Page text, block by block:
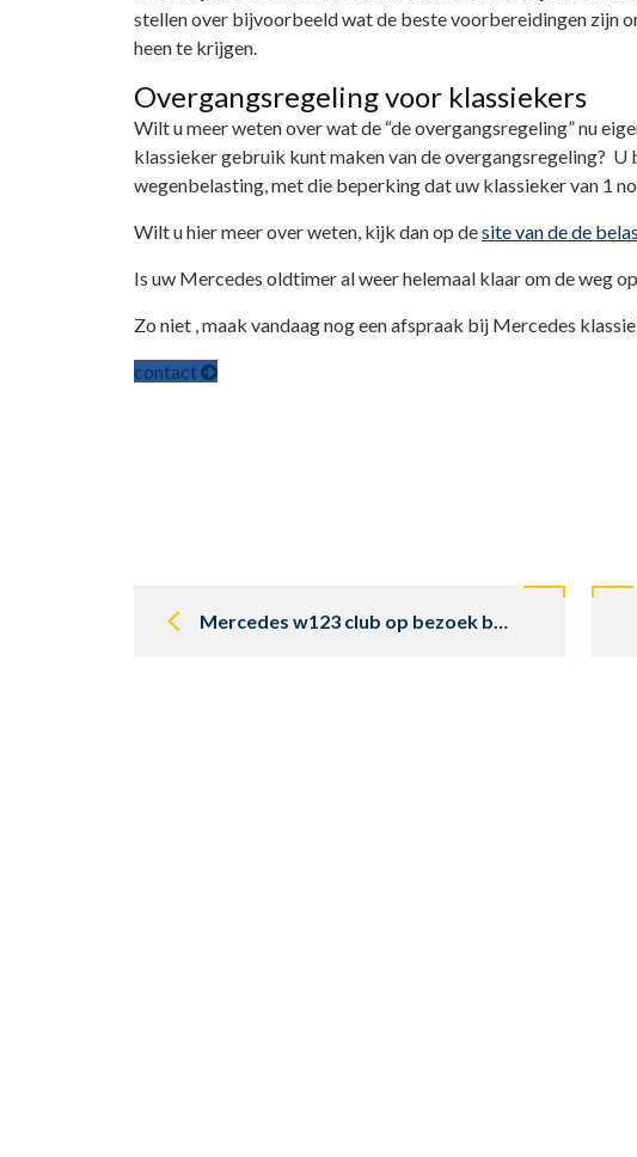
stellen over bijvoorbeeld wat de beste voorbereidingen zijn
heen te krijgen.
Overgangsregeling voor klassiekers
Wilt u meer weten over wat de “de overgangsregeling” nu
klassieker gebruik kunt maken van de overgangsregeling? U
wegenbelasting, met die beperking dat uw klassieker van 1
Wilt u hier meer over weten, kijk dan op desite van de de
Is uw Mercedes oldtimer al weer helemaal klaar om de weg
Zo niet , maak vandaag nog een afspraak bij Mercedes
contact
navigation
Mercedes w123 club op bezoek bij Stolk